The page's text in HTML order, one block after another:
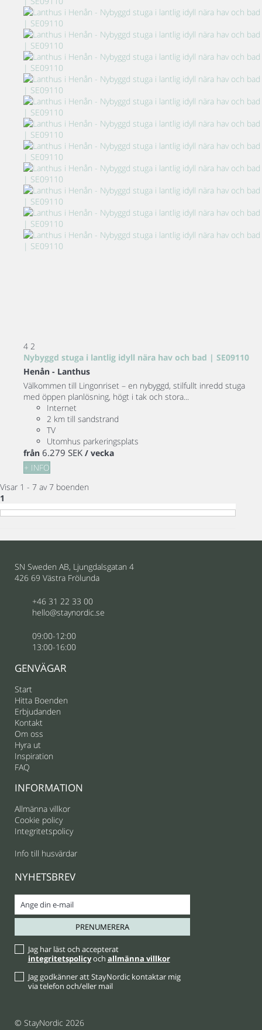
4 2
Nybyggd stuga i lantlig idyll nära hav och bad | SE09110
Henån - Lanthus
Välkommen till Lingonriset – en nybyggd, stilfullt inredd stuga
med öppen planlösning, högt i tak och stora...
Internet
2 km till sandstrand
TV
Utomhus parkeringsplats
från 6.279 SEK / vecka
+ INFO
Visar 1 - 7 av 7 boenden
1
SN Sweden AB, Ljungdalsgatan 4
426 69 Västra Frölunda
+46 31 22 33 00
hello@staynordic.se
09:00-12:00
13:00-16:00
GENVÄGAR
Start
Hitta Boenden
Erbjudanden
Kontakt
Om oss
Hyra ut
Inspiration
FAQ
INFORMATION
Allmänna villkor
Cookie policy
Integritetspolicy
Info till husvärdar
NYHETSBREV
Jag har läst och accepterat
integritetspolicyoch allmänna villkor
Jag godkänner att StayNordic kontaktar mig
via telefon och/eller mail
© StayNordic 2026